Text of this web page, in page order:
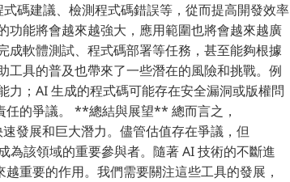
碼建議、檢測程式碼錯誤等，從而提高開發效率
功能將會越來越強大，應用範圍也將會越來越廣
成軟體測試、程式碼部署等任務，甚至能夠根據
工具的普及也帶來了一些潛在的風險和挑戰。例
；AI 生成的程式碼可能存在安全漏洞或版權問
任的爭議。 **總結與展望** 總而言之，
發展和巨大潛力。儘管估值存在爭議，但
該領域的重要參與者。隨著 AI 技術的不斷進
重要的作用。我們需要關注這些工具的發展，